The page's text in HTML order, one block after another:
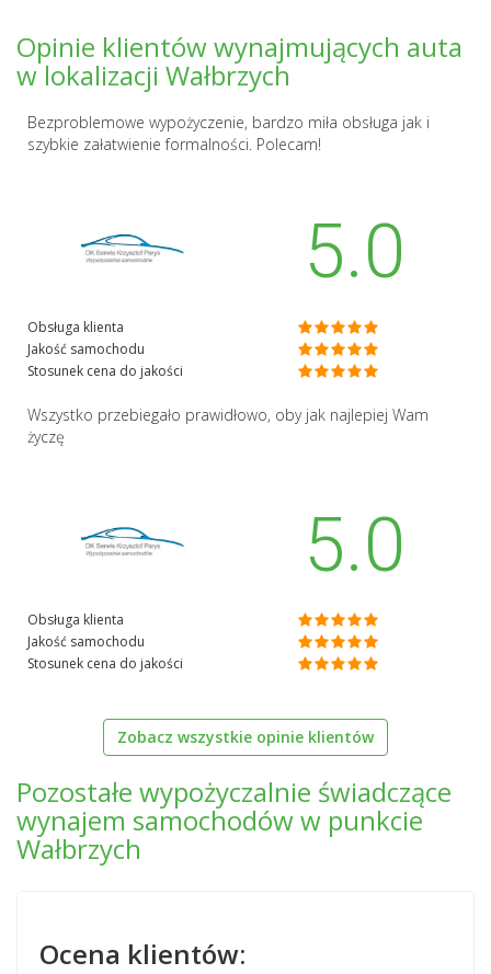
Opinie klientów wynajmujących auta
w lokalizacji Wałbrzych
Bezproblemowe wypożyczenie, bardzo miła obsługa jak i
szybkie załatwienie formalności. Polecam!
5.0
Obsługa klienta
Jakość samochodu
Stosunek cena do jakości
Wszystko przebiegało prawidłowo, oby jak najlepiej Wam
życzę
5.0
Obsługa klienta
Jakość samochodu
Stosunek cena do jakości
Zobacz wszystkie opinie klientów
Pozostałe wypożyczalnie świadczące
wynajem samochodów w punkcie
Wałbrzych
Ocena klientów: